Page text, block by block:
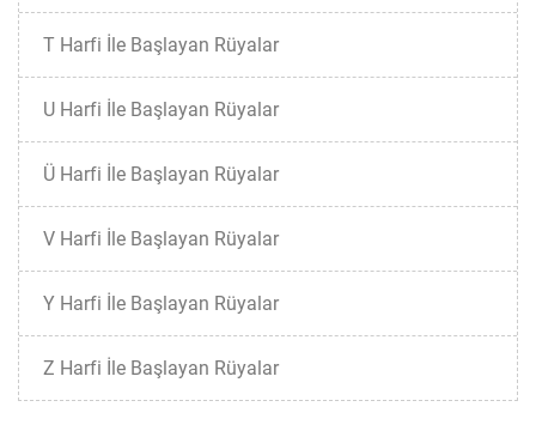
T Harfi İle Başlayan Rüyalar
U Harfi İle Başlayan Rüyalar
Ü Harfi İle Başlayan Rüyalar
V Harfi İle Başlayan Rüyalar
Y Harfi İle Başlayan Rüyalar
Z Harfi İle Başlayan Rüyalar